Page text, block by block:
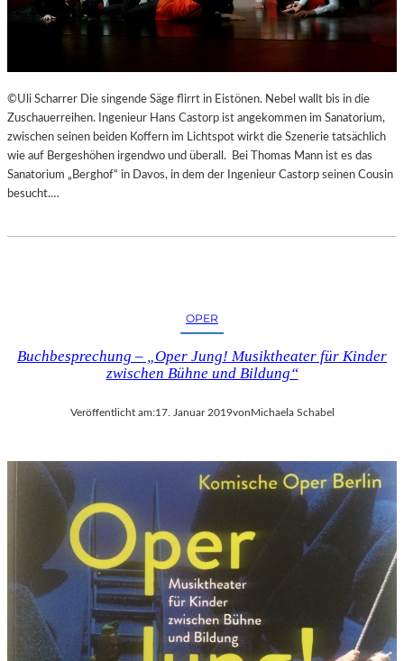
N
O
G
A
I
N
R
©Uli Scharrer Die singende Säge flirrt in Eistönen. Nebel wallt bis in die
Zuschauerreihen. Ingenieur Hans Castorp ist angekommen im Sanatorium,
zwischen seinen beiden Koffern im Lichtspot wirkt die Szenerie tatsächlich
wie auf Bergeshöhen irgendwo und überall. Bei Thomas Mann ist es das
Sanatorium „Berghof“ in Davos, in dem der Ingenieur Castorp seinen Cousin
besucht.…
OPER
Buchbesprechung – „Oper Jung! Musiktheater für Kinder
zwischen Bühne und Bildung“
Veröffentlicht am:17. Januar 2019vonMichaela Schabel